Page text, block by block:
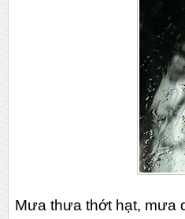
Mưa thưa thớt hạt, mưa